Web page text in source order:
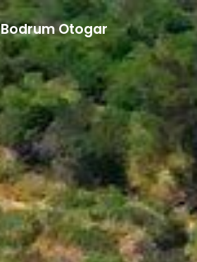
Bodrum Otogar